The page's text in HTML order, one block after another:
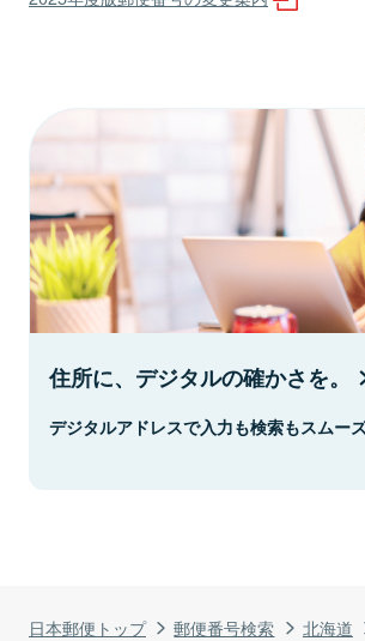
日本郵便トップ 郵便番号検索 北海道
住所に、デジタルの確かさを。
デジタルアドレスで入力も検索もスムーズ